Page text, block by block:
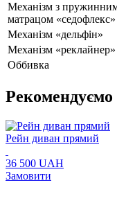
Механізм з
матрацом «седофлекс»
Механізм «дельфін»
Механізм «реклайнер»
Оббивка
Рейн диван прямий
36 500 UAH
Замовити